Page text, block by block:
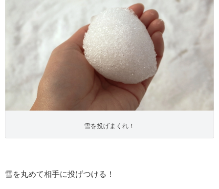
雪を投げまくれ！
雪を丸めて相手に投げつける！